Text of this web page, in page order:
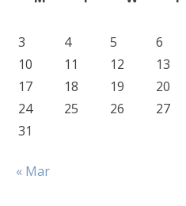
3
4 5 6
10
11 12 13
17
18 19 20
24
25 26 27
31
« Mar